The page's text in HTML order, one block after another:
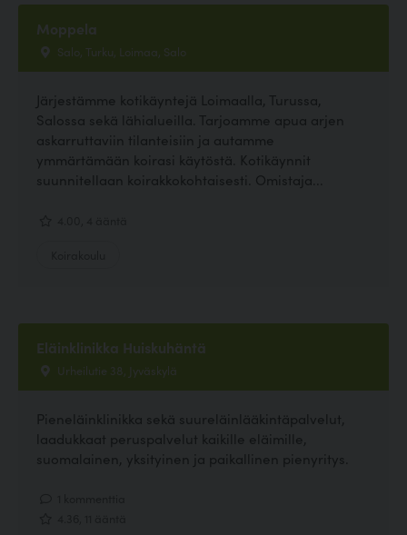
Moppela
Salo, Turku, Loimaa, Salo
Järjestämme kotikäyntejä Loimaalla, Turussa,
Salossa sekä lähialueilla. Tarjoamme apua arjen
askarruttaviin tilanteisiin ja autamme
ymmärtämään koirasi käytöstä. Kotikäynnit
suunnitellaan koirakkokohtaisesti. Omistaja...
Eläinklinikka Huiskuhäntä
Urheilutie 38, Jyväskylä
Pieneläinklinikka sekä suureläinlääkintäpalvelut,
laadukkaat peruspalvelut kaikille eläimille,
suomalainen, yksityinen ja paikallinen pienyritys.